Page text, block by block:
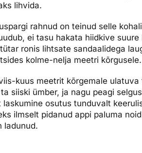
lihvida.
rahnud on teinud selle
ei tasu hakata hiidkive
ronis lihtsate sandaalidega
kolme-nelja meetri
kuus meetrit kõrgemale
siiski ümber, ja nagu peagi
laskumine osutus tunduvalt
ilmselt pidanud appi paluma
ladunud.